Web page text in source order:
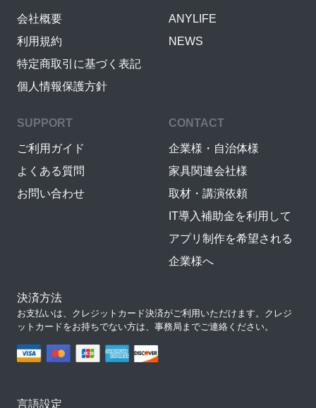
会社概要
利用規約
特定商取引に基づく表記
個人情報保護方針
ANYLIFE
NEWS
SUPPORT
ご利用ガイド
よくある質問
お問い合わせ
CONTACT
企業様・自治体様
家具関連会社様
取材・講演依頼
IT導入補助金を利用して
アプリ制作を希望される
企業様へ
決済方法
お支払いは、クレジットカード決済がご利用いただけます。クレジ
ットカードをお持ちでない方は、事務局までご連絡ください。
言語設定